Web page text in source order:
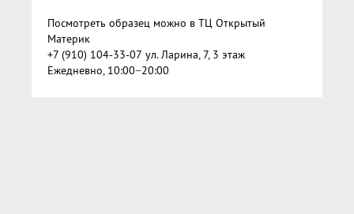
Посмотреть образец можно в ТЦ Открытый
Материк
+7 (910) 104-33-07 ул. Ларина, 7, 3 этаж
Ежедневно, 10:00−20:00